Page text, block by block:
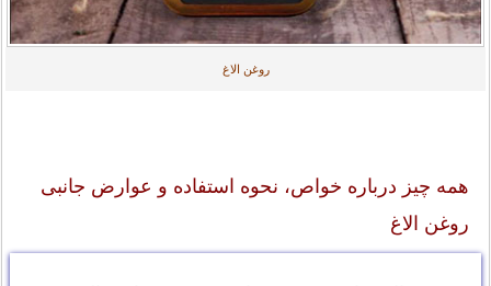
روغن الاغ
همه چیز درباره خواص، نحوه استفاده و عوارض جانبی
روغن الاغ